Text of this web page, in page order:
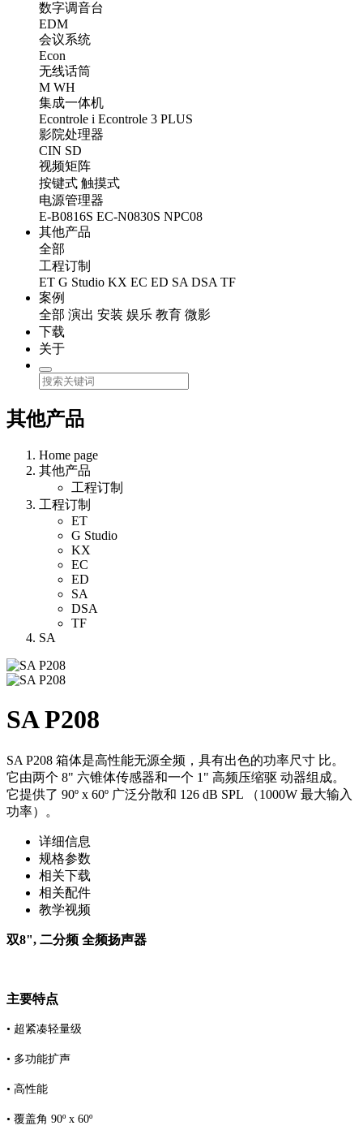
数字调音台
EDM
会议系统
Econ
无线话筒
M WH
集成一体机
Econtrole i Econtrole 3 PLUS
影院处理器
CIN SD
视频矩阵
按键式 触摸式
电源管理器
E-B0816S EC-N0830S NPC08
其他产品
全部
工程订制
ET G Studio KX EC ED SA DSA TF
案例
全部 演出 安装 娱乐 教育 微影
下载
关于
其他产品
Home page
其他产品
工程订制
工程订制
ET
G Studio
KX
EC
ED
SA
DSA
TF
SA
SA P208
SA P208 箱体是高性能无源全频，具有出色的功率尺寸 比。
它由两个 8" 六锥体传感器和一个 1" 高频压缩驱 动器组成。
它提供了 90º x 60º 广泛分散和 126 dB SPL （1000W 最大输入
功率）。
详细信息
规格参数
相关下载
相关配件
教学视频
双8", 二分频 全频扬声器
主要特点
• 超紧凑轻量级
• 多功能扩声
• 高性能
• 覆盖角 90º x 60º